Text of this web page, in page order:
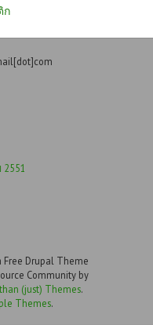
ก
Drupal Theme
Community by
(just) Themes.
Themes.